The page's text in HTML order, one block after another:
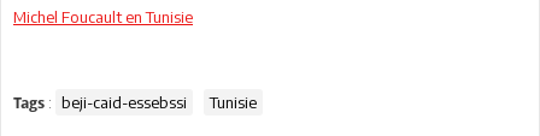
Michel Foucault en Tunisie
Tags : beji-caid-essebssi Tunisie